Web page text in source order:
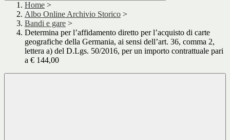
Home >
Albo Online Archivio Storico >
Bandi e gare >
Determina per l’affidamento diretto per l’acquisto di carte
geografiche della Germania, ai sensi dell’art. 36, comma 2,
lettera a) del D.Lgs. 50/2016, per un importo contrattuale pari
a € 144,00